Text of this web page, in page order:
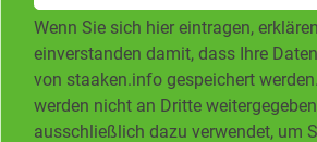
Wenn Sie sich hier eintragen,
einverstanden damit, dass Ihre
von staaken.info gespeichert
werden nicht an Dritte
ausschließlich dazu verwendet, um